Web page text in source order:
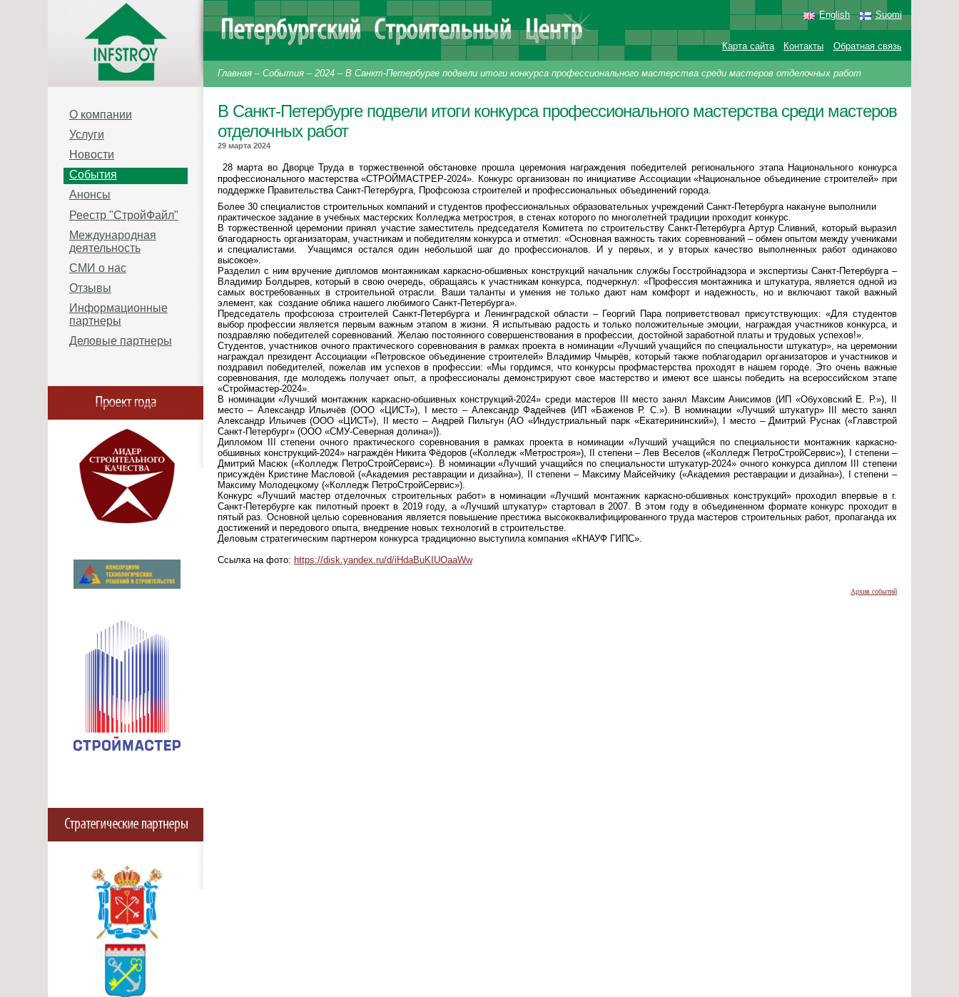
В Санкт-Петербурге подвели итоги конкурса профессионального мастерства среди мастеров
отделочных работ
29 марта 2024
28 марта во Дворце Труда в торжественной обстановке прошла церемония награждения победителей регионального этапа Национального конкурса
профессионального мастерства «СТРОЙМАСТРЕР-2024». Конкурс организован по инициативе Ассоциации «Национальное объединение строителей» при
поддержке Правительства Санкт-Петербурга, Профсоюза строителей и профессиональных объединений города.
Более 30 специалистов строительных компаний и студентов профессиональных образовательных учреждений Санкт-Петербурга накануне выполнили
практическое задание в учебных мастерских Колледжа метростроя, в стенах которого по многолетней традиции проходит конкурс.
В торжественной церемонии принял участие заместитель председателя Комитета по строительству Санкт-Петербурга Артур Сливний, который выразил
благодарность организаторам, участникам и победителям конкурса и отметил: «Основная важность таких соревнований – обмен опытом между учениками
и специалистами. Учащимся остался один небольшой шаг до профессионалов. И у первых, и у вторых качество выполненных работ одинаково
высокое».
Разделил с ним вручение дипломов монтажникам каркасно-обшивных конструкций начальник службы Госстройнадзора и экспертизы Санкт-Петербурга –
Владимир Болдырев, который в свою очередь, обращаясь к участникам конкурса, подчеркнул: «Профессия монтажника и штукатура, является одной из
самых востребованных в строительной отрасли. Ваши таланты и умения не только дают нам комфорт и надежность, но и включают такой важный
элемент, как создание облика нашего любимого Санкт-Петербурга».
Председатель профсоюза строителей Санкт-Петербурга и Ленинградской области – Георгий Пара поприветствовал присутствующих: «Для студентов
выбор профессии является первым важным этапом в жизни. Я испытываю радость и только положительные эмоции, награждая участников конкурса, и
поздравляю победителей соревнований. Желаю постоянного совершенствования в профессии, достойной заработной платы и трудовых успехов!».
Студентов, участников очного практического соревнования в рамках проекта в номинации «Лучший учащийся по специальности штукатур», на церемонии
награждал президент Ассоциации «Петровское объединение строителей» Владимир Чмырёв, который также поблагодарил организаторов и участников и
поздравил победителей, пожелав им успехов в профессии: «Мы гордимся, что конкурсы профмастерства проходят в нашем городе. Это очень важные
соревнования, где молодежь получает опыт, а профессионалы демонстрируют свое мастерство и имеют все шансы победить на всероссийском этапе
«Строймастер-2024».
В номинации «Лучший монтажник каркасно-обшивных конструкций-2024» среди мастеров III место занял Максим Анисимов (ИП «Обуховский Е. Р.»), II
место – Александр Ильичёв (ООО «ЦИСТ»), I место – Александр Фадейчев (ИП «Баженов Р. С.»). В номинации «Лучший штукатур» III место занял
Александр Ильичев (ООО «ЦИСТ»), II место – Андрей Пильгун (АО «Индустриальный парк «Екатерининский»), I место – Дмитрий Руснак («Главстрой
Санкт-Петербург» (ООО «СМУ-Северная долина»)).
Дипломом III степени очного практического соревнования в рамках проекта в номинации «Лучший учащийся по специальности монтажник каркасно-
обшивных конструкций-2024» награждён Никита Фёдоров («Колледж «Метростроя»), II степени – Лев Веселов («Колледж ПетроСтройСервис»), I степени –
Дмитрий Масюк («Колледж ПетроСтройСервис»). В номинации «Лучший учащийся по специальности штукатур-2024» очного конкурса диплом III степени
присуждён Кристине Масловой («Академия реставрации и дизайна»), II степени – Максиму Майсейчику («Академия реставрации и дизайна»), I степени –
Максиму Молодецкому («Колледж ПетроСтройСервис»).
Конкурс «Лучший мастер отделочных строительных работ» в номинации «Лучший монтажник каркасно-обшивных конструкций» проходил впервые в г.
Санкт-Петербурге как пилотный проект в 2019 году, а «Лучший штукатур» стартовал в 2007. В этом году в объединенном формате конкурс проходит в
пятый раз. Основной целью соревнования является повышение престижа высококвалифицированного труда мастеров строительных работ, пропаганда их
достижений и передового опыта, внедрение новых технологий в строительстве.
Деловым стратегическим партнером конкурса традиционно выступила компания «КНАУФ ГИПС».
Ссылка на фото: https://disk.yandex.ru/d/iHdaBuKIUOaaWw
Архив событий
Главная– События– 2024– В Санкт-Петербурге подвели итоги конкурса профессионального мастерства среди мастеров отделочных работ
Карта сайта Контакты Обратная связь
English Suomi
О компании
Услуги
Новости
События
Анонсы
Реестр "СтройФайл"
Международная
деятельность
СМИ о нас
Отзывы
Информационные
партнеры
Деловые партнеры